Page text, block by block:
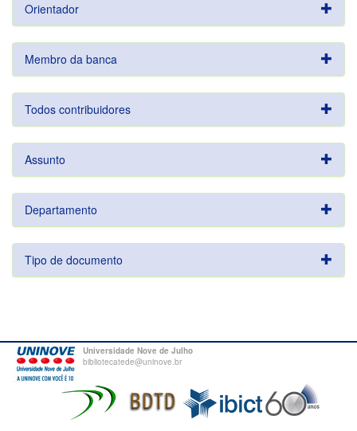
Orientador
Membro da banca
Todos contribuidores
Assunto
Departamento
Tipo de documento
Universidade Nove de Julho
bibliotecatede@uninove.br